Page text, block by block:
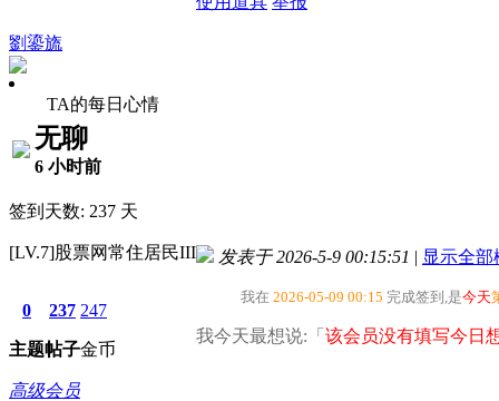
劉鎏旒
TA的每日心情
无聊
6 小时前
签到天数: 237 天
[LV.7]股票网常住居民III
0
主题
237
帖子
247
金币
高级会员
发表于 2026-5-9 00:15:51 | 显示全部
我在 2026-05-09 00:15 完成签到,是今天
我今天最想说:「 该会员没有填写今日